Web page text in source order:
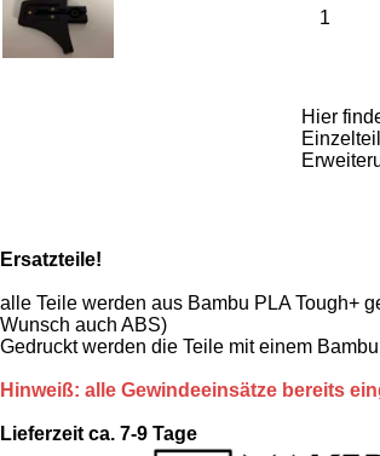
Hier
Ersatzteile!
alle Teile werden aus Bambu PLA Tough+
Wunsch auch ABS)
Gedruckt werden die Teile mit einem
Hinweiß: alle Gewindeeinsätze bereits
Lieferzeit ca. 7-9 Tage